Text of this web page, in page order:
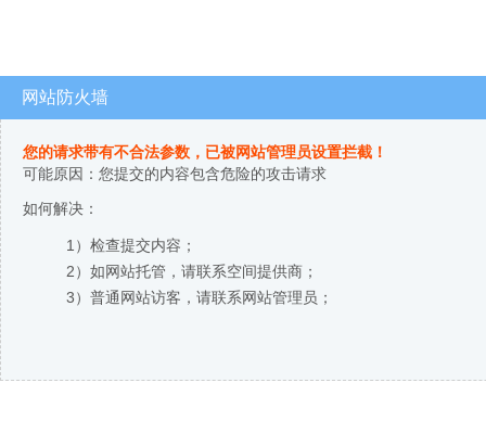
网站防火墙
您的请求带有不合法参数，已被网站管理员设置拦截！
可能原因：您提交的内容包含危险的攻击请求
如何解决：
1）检查提交内容；
2）如网站托管，请联系空间提供商；
3）普通网站访客，请联系网站管理员；